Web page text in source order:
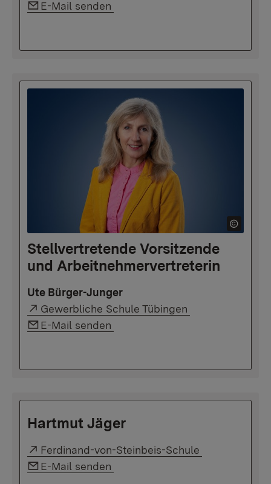
Link auf E-Mail:
E-Mail senden
Stellvertretende Vorsitzende
und Arbeitnehmervertreterin
Ute Bürger-Junger
Externer Link:
Gewerbliche Schule Tübingen
Link auf E-Mail:
E-Mail senden
Hartmut Jäger
Externer Link:
Ferdinand-von-Steinbeis-Schule
Link auf E-Mail:
E-Mail senden